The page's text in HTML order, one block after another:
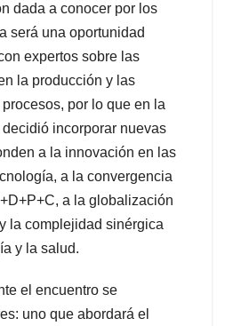
dada a conocer por los
será una oportunidad
expertos sobre las
la producción y las
por lo que en la
incorporar nuevas
a la innovación en las
a la convergencia
a la globalización
la complejidad sinérgica
y la salud.
el encuentro se
uno que abordará el